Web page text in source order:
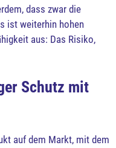
dass zwar die
ist weiterhin hohen
aus: Das Risiko,
Schutz mit
auf dem Markt, mit dem